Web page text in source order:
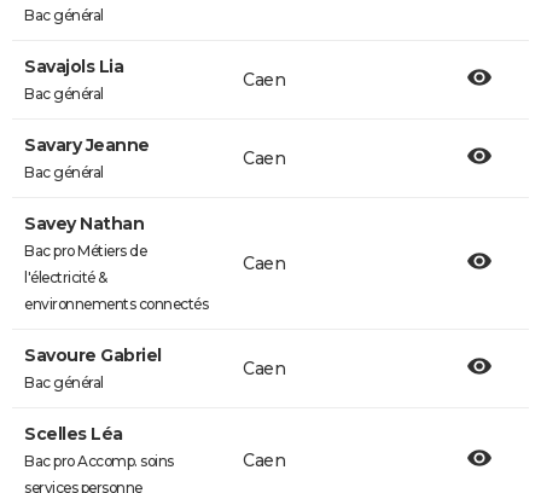
Bac général
Savajols Lia
Bac général
Caen
Savary Jeanne
Bac général
Caen
Savey Nathan
Bac pro Métiers de
l'électricité &
environnements connectés
Caen
Savoure Gabriel
Bac général
Caen
Scelles Léa
Bac pro Accomp. soins
services personne
Caen